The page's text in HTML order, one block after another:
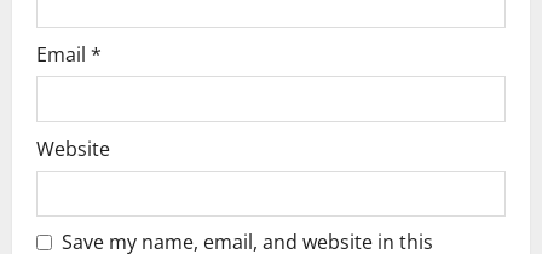
Email *
Website
Save my name, email, and website in this